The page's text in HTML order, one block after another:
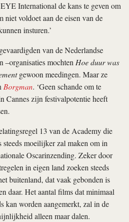
International de kans te geven om
voldoet aan de eisen van de
insturen.’
van de Nederlandse
–organisaties mochtenHoe duur was
gewoon meedingen. Maar ze
Borgman. ‘Geen schande om te
Cannes zijn festivalpotentie heeft
13 van de Academy die
steeds moeilijker zal maken om in
Oscarinzending. Zeker door
in eigen land zoeken steeds
buitenland, dat vaak gebonden is
daar. Het aantal films dat minimaal
kan worden aangemerkt, zal in de
alleen maar dalen.